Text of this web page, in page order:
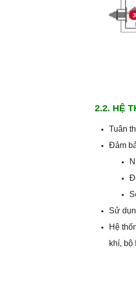
2.2. HỆ
Tuân
Đảm
Sử
Hệ
khí, bộ